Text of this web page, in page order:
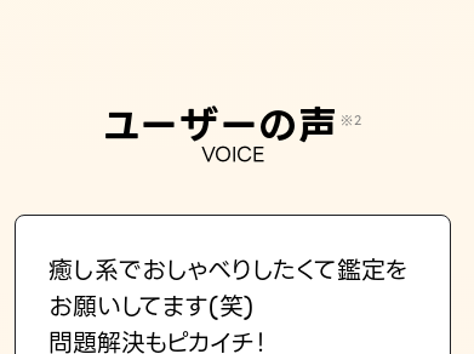
ユーザーの声 ※2
VOICE
癒し系でおしゃべりしたくて鑑定を
お願いしてます(笑)
問題解決もピカイチ！